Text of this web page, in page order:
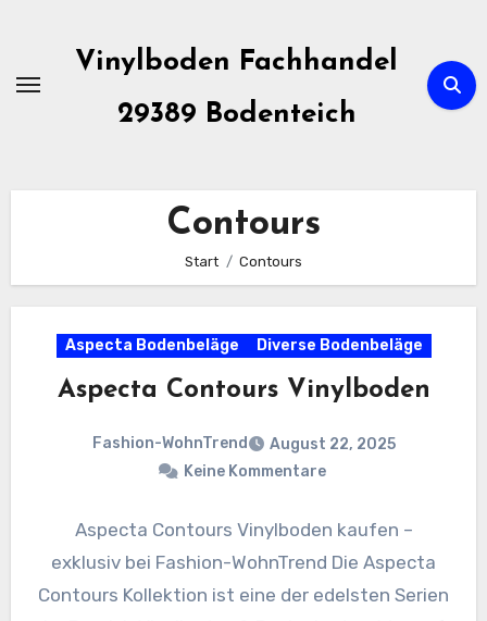
springen
Vinylboden Fachhandel
29389 Bodenteich
Contours
Start Contours
Aspecta Bodenbeläge Diverse Bodenbeläge
Aspecta Contours Vinylboden
Fashion-WohnTrend
August 22, 2025
Keine Kommentare
Aspecta Contours Vinylboden kaufen –
exklusiv bei Fashion-WohnTrend Die Aspecta
Contours Kollektion ist eine der edelsten Serien